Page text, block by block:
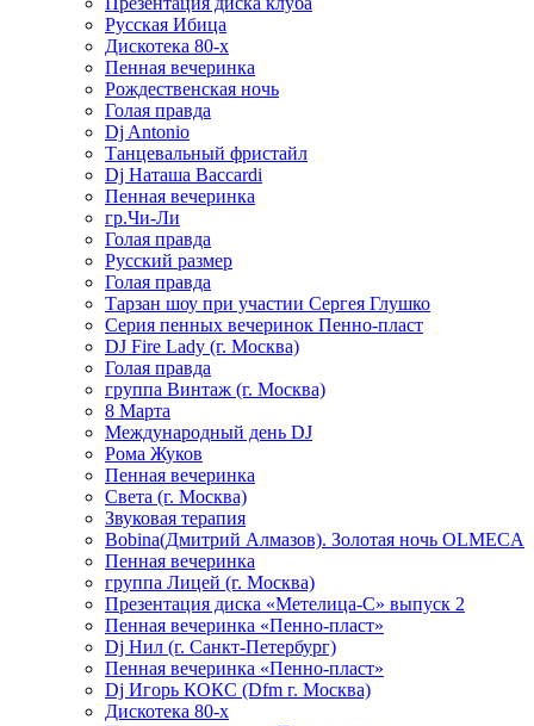
Русская Ибица
Дискотека 80-х
Пенная вечеринка
Рождественская ночь
Голая правда
Dj Antonio
Танцевальный фристайл
Dj Наташа Baccardi
Пенная вечеринка
гр.Чи-Ли
Голая правда
Русский размер
Голая правда
Тарзан шоу при участии Сергея Глушко
Серия пенных вечеринок Пенно-пласт
DJ Fire Lady (г. Москва)
Голая правда
группа Винтаж (г. Москва)
8 Марта
Международный день DJ
Рома Жуков
Пенная вечеринка
Света (г. Москва)
Звуковая терапия
Bobina(Дмитрий Алмазов). Золотая ночь OLMECA
Пенная вечеринка
группа Лицей (г. Москва)
Презентация диска «Метелица-С» выпуск 2
Пенная вечеринка «Пенно-пласт»
Dj Нил (г. Санкт-Петербург)
Пенная вечеринка «Пенно-пласт»
Dj Игорь КОКС (Dfm г. Москва)
Дискотека 80-х